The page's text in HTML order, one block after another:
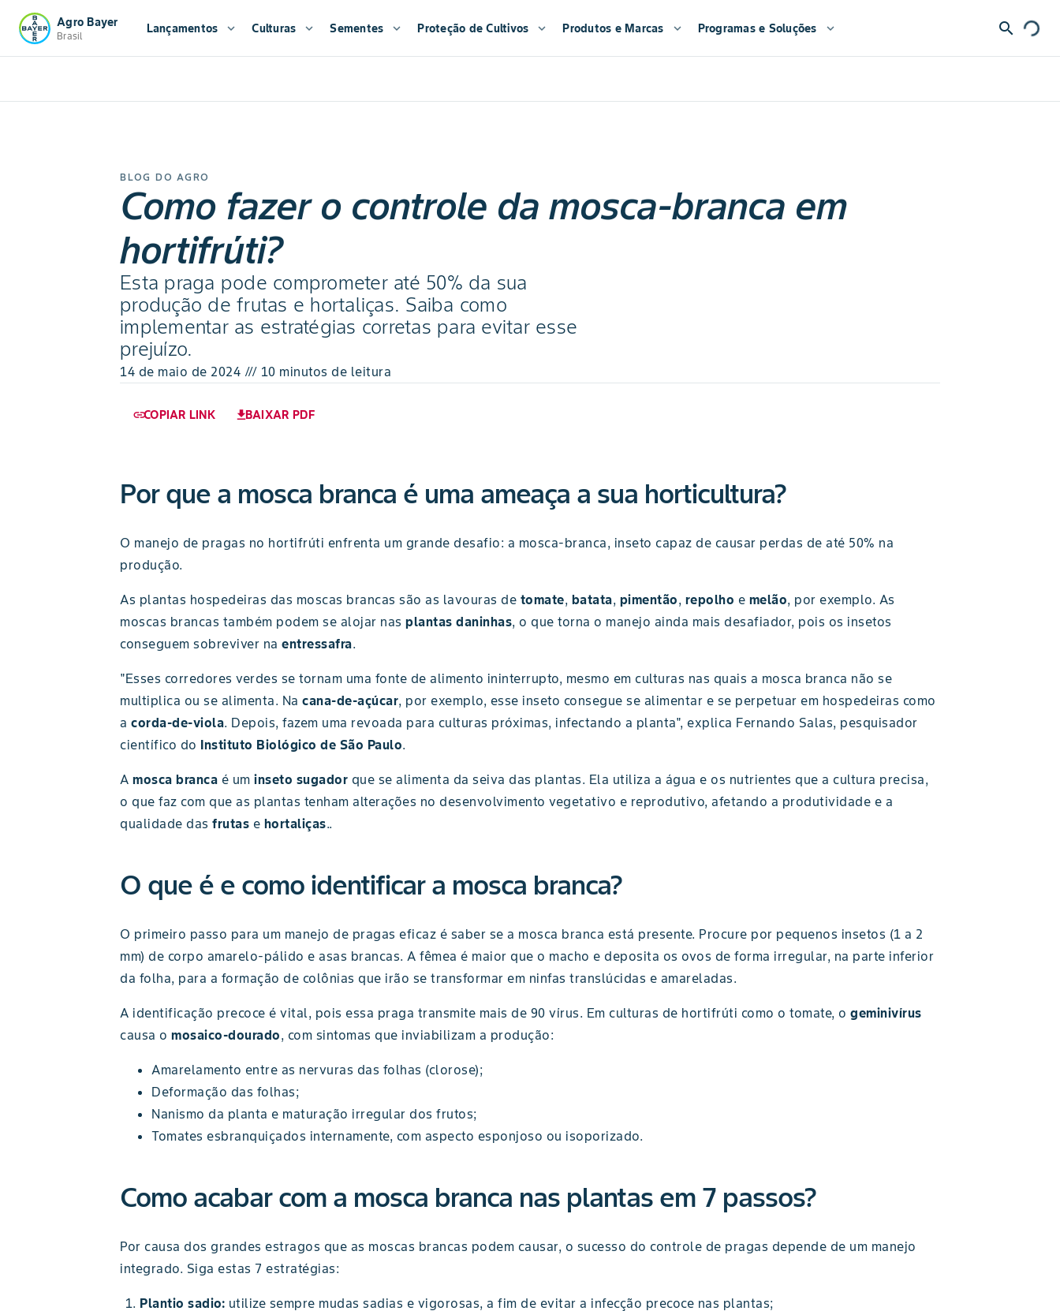
Agro Bayer
Brasil
Lançamentos expand_more Culturas expand_more Sementes expand_more Proteção de Cultivos expand_more Produtos e Marcas expand_more Programas e Soluções expand_more search
BLOG DO AGRO
Como fazer o controle da mosca-branca em
hortifrúti?
Esta praga pode comprometer até 50% da sua
produção de frutas e hortaliças. Saiba como
implementar as estratégias corretas para evitar esse
prejuízo.
14 de maio de 2024 /// 10 minutos de leitura
COPIAR LINK
link BAIXAR PDF
download
Por que a mosca branca é uma ameaça a sua horticultura?
O manejo de pragas no hortifrúti enfrenta um grande desafio: a mosca-branca, inseto capaz de causar perdas de até 50% na
produção.
As plantas hospedeiras das moscas brancas são as lavouras de tomate, batata, pimentão, repolho e melão, por exemplo. As
moscas brancas também podem se alojar nas plantas daninhas, o que torna o manejo ainda mais desafiador, pois os insetos
conseguem sobreviver na entressafra.
"Esses corredores verdes se tornam uma fonte de alimento ininterrupto, mesmo em culturas nas quais a mosca branca não se
multiplica ou se alimenta. Na cana-de-açúcar, por exemplo, esse inseto consegue se alimentar e se perpetuar em hospedeiras como
a corda-de-viola. Depois, fazem uma revoada para culturas próximas, infectando a planta", explica Fernando Salas, pesquisador
científico do Instituto Biológico de São Paulo.
A mosca branca é um inseto sugador que se alimenta da seiva das plantas. Ela utiliza a água e os nutrientes que a cultura precisa,
o que faz com que as plantas tenham alterações no desenvolvimento vegetativo e reprodutivo, afetando a produtividade e a
qualidade das frutas e hortaliças..
O que é e como identificar a mosca branca?
O primeiro passo para um manejo de pragas eficaz é saber se a mosca branca está presente. Procure por pequenos insetos (1 a 2
mm) de corpo amarelo-pálido e asas brancas. A fêmea é maior que o macho e deposita os ovos de forma irregular, na parte inferior
da folha, para a formação de colônias que irão se transformar em ninfas translúcidas e amareladas.
A identificação precoce é vital, pois essa praga transmite mais de 90 vírus. Em culturas de hortifrúti como o tomate, o geminivírus
causa o mosaico-dourado, com sintomas que inviabilizam a produção:
Amarelamento entre as nervuras das folhas (clorose);
Deformação das folhas;
Nanismo da planta e maturação irregular dos frutos;
Tomates esbranquiçados internamente, com aspecto esponjoso ou isoporizado.
Como acabar com a mosca branca nas plantas em 7 passos?
Por causa dos grandes estragos que as moscas brancas podem causar, o sucesso do controle de pragas depende de um manejo
integrado. Siga estas 7 estratégias:
Plantio sadio: utilize sempre mudas sadias e vigorosas, a fim de evitar a infecção precoce nas plantas;